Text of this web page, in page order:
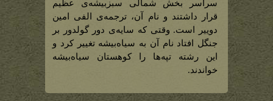
کوهستان
سیاه‌بیشه)
سراسر بخش شمالی سبزبیشه‌ی عظیم
قرار داشتند و نام آن، ترجمه‌ی الفی امین
دوییر است. وقتی که سایه‌ی دور گولدور بر
جنگل افتاد نام آن به سیاه‌بیشه تغییر کرد و
این رشته تپه‌ها را کوهستان سیاه‌بیشه
خواندند.